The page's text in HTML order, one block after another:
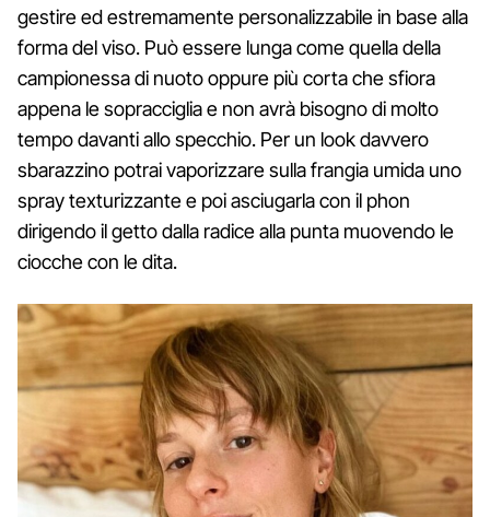
gestire ed estremamente personalizzabile in base alla
forma del viso. Può essere lunga come quella della
campionessa di nuoto oppure più corta che sfiora
appena le sopracciglia e non avrà bisogno di molto
tempo davanti allo specchio. Per un look davvero
sbarazzino potrai vaporizzare sulla frangia umida uno
spray texturizzante e poi asciugarla con il phon
dirigendo il getto dalla radice alla punta muovendo le
ciocche con le dita.